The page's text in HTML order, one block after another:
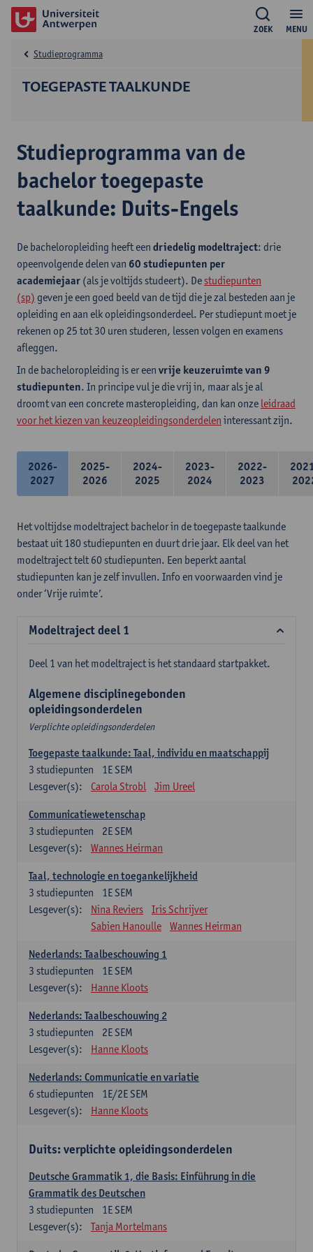
MENU
ZOEK
TOEGEPASTE TAALKUNDE
Studieprogramma
Studieprogramma van de
bachelor toegepaste
taalkunde: Duits-Engels
De bacheloropleiding heeft een driedelig modeltraject: drie
opeenvolgende delen van 60 studiepunten per
academiejaar (als je voltijds studeert). De studiepunten
(sp) geven je een goed beeld van de tijd die je zal besteden aan je
opleiding en aan elk opleidingsonderdeel. Per studiepunt moet je
rekenen op 25 tot 30 uren studeren, lessen volgen en examens
afleggen.
In de bacheloropleiding is er een vrije keuzeruimte van 9
studiepunten. In principe vul je die vrij in, maar als je al
droomt van een concrete masteropleiding, dan kan onze leidraad
voor het kiezen van keuzeopleidingsonderdelen interessant zijn.
2026-
2027
2025-
2026
2024-
2025
2023-
2024
2022-
2023
Het voltijdse modeltraject bachelor in de toegepaste taalkunde
bestaat uit 180 studiepunten en duurt drie jaar. Elk deel van het
modeltraject telt 60 studiepunten. Een beperkt aantal
studiepunten kan je zelf invullen. Info en voorwaarden vind je
onder ‘Vrije ruimte’.
Modeltraject deel 1
Deel 1 van het modeltraject is het standaard startpakket.
Algemene disciplinegebonden
opleidingsonderdelen
Verplichte opleidingsonderdelen
Toegepaste taalkunde: Taal, individu en maatschappij
1E SEM
3 studiepunten
Lesgever(s):
Carola Strobl Jim Ureel
Communicatiewetenschap
2E SEM
3 studiepunten
Lesgever(s):
Wannes Heirman
Taal, technologie en toegankelijkheid
1E SEM
3 studiepunten
Lesgever(s):
Nina Reviers
Iris Schrijver
Sabien Hanoulle
Wannes Heirman
Nederlands: Taalbeschouwing 1
1E SEM
3 studiepunten
Lesgever(s):
Hanne Kloots
Nederlands: Taalbeschouwing 2
2E SEM
3 studiepunten
Lesgever(s):
Hanne Kloots
Nederlands: Communicatie en variatie
1E/2E SEM
6 studiepunten
Lesgever(s):
Hanne Kloots
Duits: verplichte opleidingsonderdelen
Deutsche Grammatik 1, die Basis: Einführung in die
Grammatik des Deutschen
1E SEM
3 studiepunten
Lesgever(s):
Tanja Mortelmans